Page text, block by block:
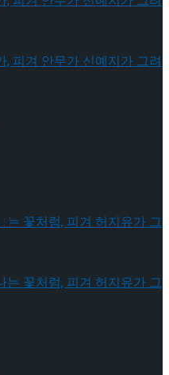
, 피겨 안무가 신예지
는 꽃처럼, 피겨 허지
가, 피겨 안무가 신예지